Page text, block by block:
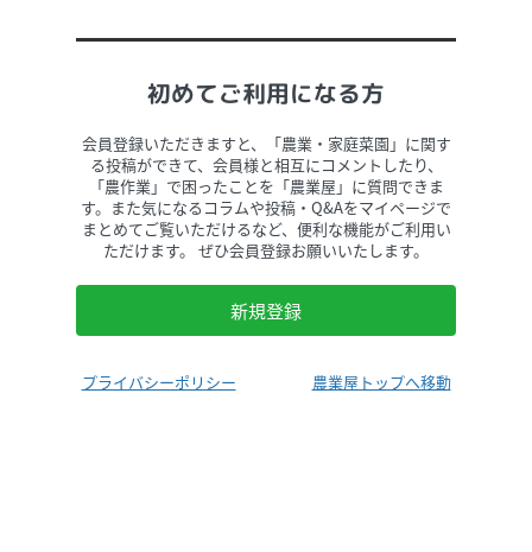
初めてご利用になる方
会員登録いただきますと、「農業・家庭菜園」に関す
る投稿ができて、会員様と相互にコメントしたり、
「農作業」で困ったことを「農業屋」に質問できま
す。また気になるコラムや投稿・Q&Aをマイページで
まとめてご覧いただけるなど、便利な機能がご利用い
ただけます。 ぜひ会員登録お願いいたします。
新規登録
プライバシーポリシー 農業屋トップへ移動